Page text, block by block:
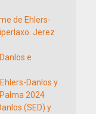
de Ehlers-
Jerez
e
Danlos y
2024
(SED) y